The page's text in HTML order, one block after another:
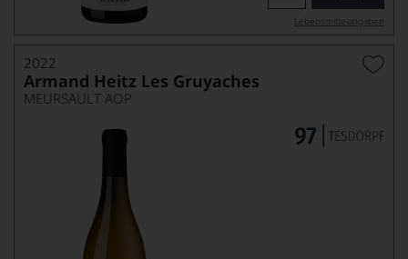
Lebensmittel­angaben
2022
Armand Heitz Les Gruyaches
MEURSAULT AOP